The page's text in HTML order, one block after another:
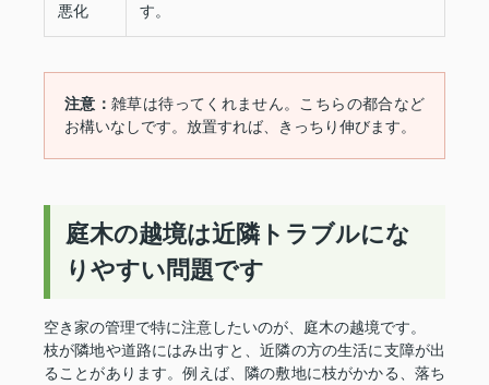
悪化
す。
注意：雑草は待ってくれません。こちらの都合など
お構いなしです。放置すれば、きっちり伸びます。
庭木の越境は近隣トラブルにな
りやすい問題です
空き家の管理で特に注意したいのが、庭木の越境です。
枝が隣地や道路にはみ出すと、近隣の方の生活に支障が出
ることがあります。例えば、隣の敷地に枝がかかる、落ち